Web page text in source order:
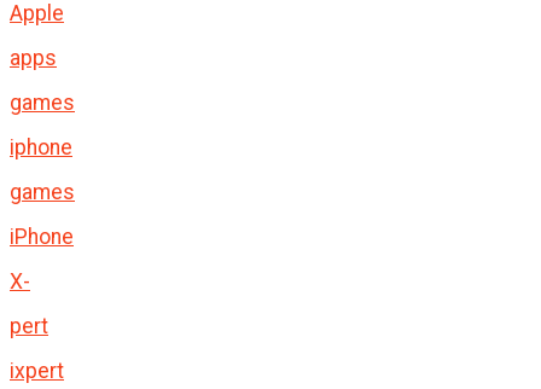
Apple
apps
games
iphone
games
iPhone
X-
pert
ixpert